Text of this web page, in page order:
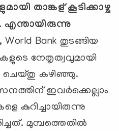
താങ്കള് കൂടിക്കാഴ്ച
എന്തായിരുന്നു
World Bank തുടങ്ങിയ
നേതൃത്വവുമായി
ചെയ്തു കഴിഞ്ഞു.
ഇവര്‍ക്കെല്ലാം
കുറിച്ചായിരുന്നു
മുമ്പത്തെതില്‍